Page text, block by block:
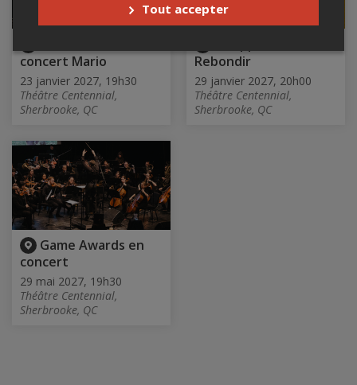
concert Mario
23 janvier 2027, 19h30
Théâtre Centennial,
Sherbrooke, QC
Rebondir
29 janvier 2027, 20h00
Théâtre Centennial,
Sherbrooke, QC
Game Awards en
concert
29 mai 2027, 19h30
Théâtre Centennial,
Sherbrooke, QC
Tout accepter